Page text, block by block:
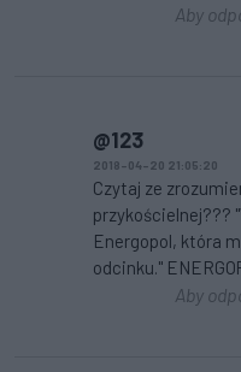
Aby
@123
2018-04-20 21:05:20
Czytaj ze
przykościelnej???
Energopol, która
odcinku."
Aby